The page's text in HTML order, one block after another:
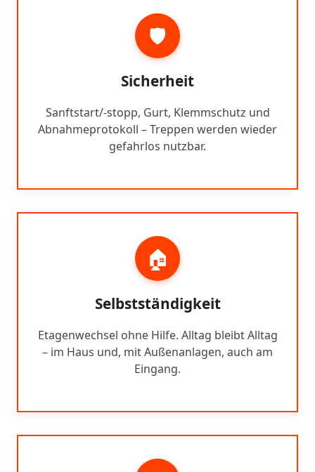
🛡️
Sicherheit
Sanftstart/-stopp, Gurt, Klemmschutz und
Abnahmeprotokoll – Treppen werden wieder
gefahrlos nutzbar.
🏠
Selbstständigkeit
Etagenwechsel ohne Hilfe. Alltag bleibt Alltag
– im Haus und, mit Außenanlagen, auch am
Eingang.